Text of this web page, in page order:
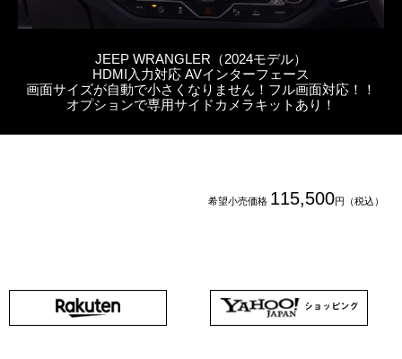
JEEP WRANGLER（2024モデル）
HDMI入力対応 AVインターフェース
画面サイズが自動で小さくなりません！フル画面対応！！
オプションで専用サイドカメラキットあり！
希望小売価格 115,500円（税込）